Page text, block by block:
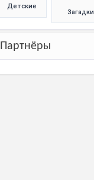
Детские
Загадки
Партнёры